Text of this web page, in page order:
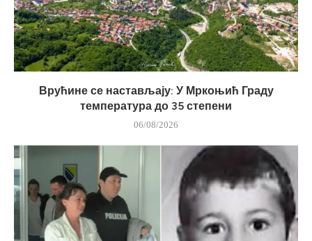
Врућине се настављају: У Мркоњић Граду
температура до 35 степени
06/08/2026